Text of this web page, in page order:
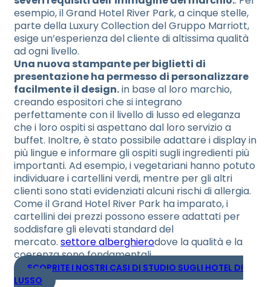
esempio, il Grand Hotel River Park, a cinque stelle,
parte della Luxury Collection del Gruppo Marriott,
esige un’esperienza del cliente di altissima qualità
ad ogni livello.
Una nuova stampante per biglietti di
presentazione ha permesso di personalizzare
facilmente il design.in base al loro marchio,
creando espositori che si integrano
perfettamente con il livello di lusso ed eleganza
che i loro ospiti si aspettano dal loro servizio a
buffet. Inoltre, è stato possibile adattare i display in
più lingue e informare gli ospiti sugli ingredienti più
importanti. Ad esempio, i vegetariani hanno potuto
individuare i cartellini verdi, mentre per gli altri
clienti sono stati evidenziati alcuni rischi di allergia.
Come il Grand Hotel River Park ha imparato, i
cartellini dei prezzi possono essere adattati per
soddisfare gli elevati standard del
mercato. settore alberghierodove la qualità e la
coerenza sono fondamentali.
SCOPRITE I NOSTRI CASI DI STUDIO SUGLI HOTEL DI
LUSSO